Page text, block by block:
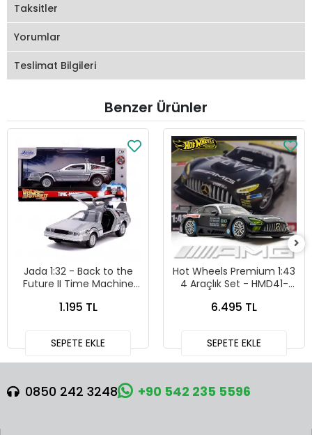
Taksitler
Yorumlar
Teslimat Bilgileri
Benzer Ürünler
Jada 1:32 - Back to the
Future II Time Machine
24081
1.195 TL
SEPETE EKLE
Hot Wheels Premium 1:43
4 Araçlık Set - HMD41-
6.495 TL
SEPETE EKLE
0850 242 3248 +90 542 235 5596